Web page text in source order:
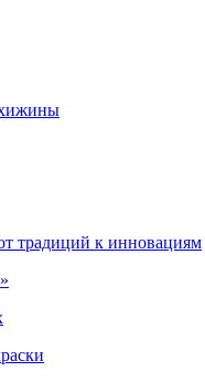
традиций к инновациям